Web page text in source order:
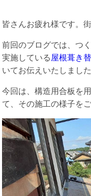
皆さんお疲れ様です。
前回のブログでは、つ
実施している 屋根葺き
いてお伝えいたしました
今回は、構造用合板を
て、その施工の様子を